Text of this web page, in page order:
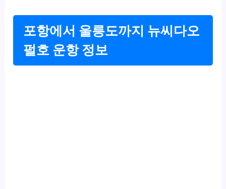
포항에서 울릉도까지 뉴씨다오
펄호 운항 정보